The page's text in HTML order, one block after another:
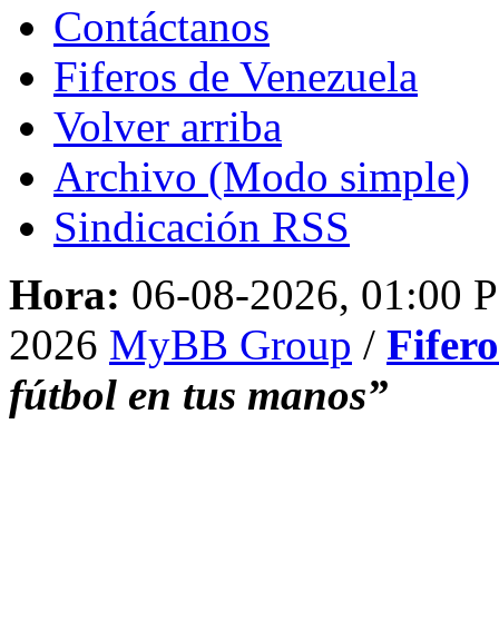
Contáctanos
Fiferos de Venezuela
Volver arriba
Archivo (Modo simple)
Sindicación RSS
Hora: 06-08-2026, 01:00
2026 MyBB Group /
fútbol en tus manos”